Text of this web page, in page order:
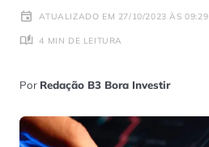
ATUALIZADO EM 27/10/2023 ÀS 09:29
4 MIN DE LEITURA
Por Redação B3 Bora Investir